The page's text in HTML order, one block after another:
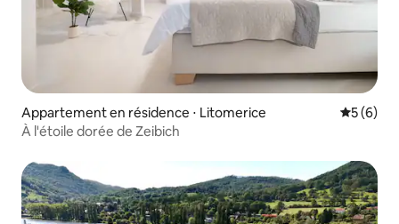
Appartement en résidence ⋅ Litomerice
5 (6)
À l'étoile dorée de Zeibich